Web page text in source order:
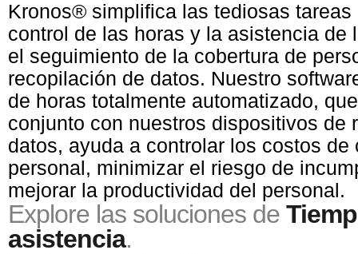
Kronos® simplifica las tediosas
control de las horas y la asistencia de
el seguimiento de la cobertura de
recopilación de datos. Nuestro
de horas totalmente automatizado,
conjunto con nuestros dispositivos de
datos, ayuda a controlar los costos de
personal, minimizar el riesgo de
mejorar la productividad del personal.
Explore las soluciones de
asistencia.